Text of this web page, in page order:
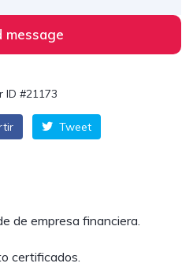
message
ID #21173
Tweet
de empresa financiera.
certificados.